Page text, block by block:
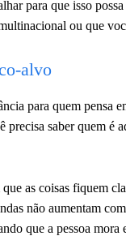
para que isso
ou que
alvo
para quem pensa
saber quem é
as coisas fiquem
não aumentam
que a pessoa